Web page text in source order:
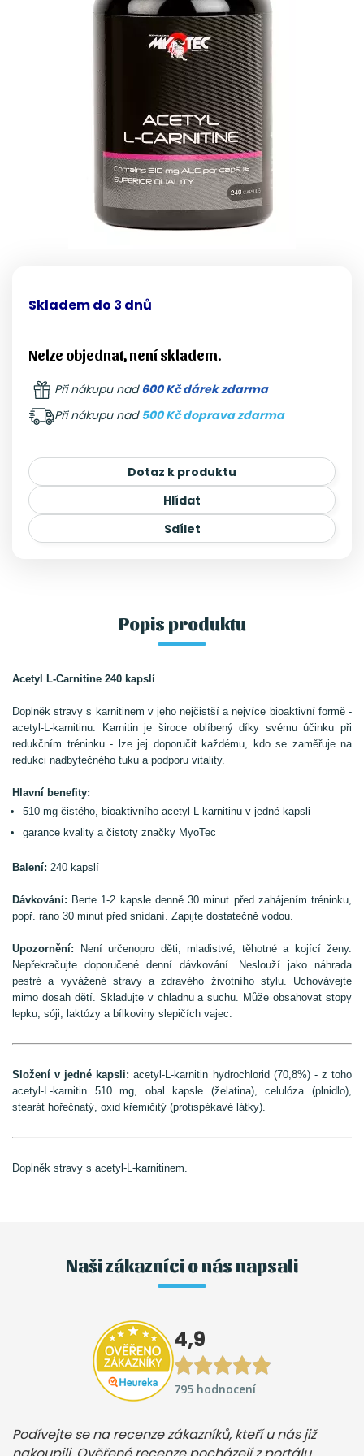
Skladem do 3 dnů
Nelze objednat, není skladem.
Při nákupu nad600 Kč dárek zdarma
Při nákupu nad 500 Kč doprava zdarma
Dotaz k produktu
Hlídat
Sdílet
Popis produktu
Acetyl L-Carnitine 240 kapslí
Doplněk stravy s karnitinem v jeho nejčistší a nejvíce bioaktivní formě -
acetyl-L-karnitinu. Karnitin je široce oblíbený díky svému účinku při
redukčním tréninku - lze jej doporučit každému, kdo se zaměřuje na
redukci nadbytečného tuku a podporu vitality.
Hlavní benefity:
510 mg čistého, bioaktivního acetyl-L-karnitinu v jedné kapsli
garance kvality a čistoty značky MyoTec
Balení: 240 kapslí
Dávkování: Berte 1-2 kapsle denně 30 minut před zahájením tréninku,
popř. ráno 30 minut před snídaní. Zapijte dostatečně vodou.
Upozornění: Není určenopro děti, mladistvé, těhotné a kojící ženy.
Nepřekračujte doporučené denní dávkování. Neslouží jako náhrada
pestré a vyvážené stravy a zdravého životního stylu. Uchovávejte
mimo dosah dětí. Skladujte v chladnu a suchu. Může obsahovat stopy
lepku, sóji, laktózy a bílkoviny slepičích vajec.
Složení v jedné kapsli: acetyl-L-karnitin hydrochlorid (70,8%) - z toho
acetyl-L-karnitin 510 mg, obal kapsle (želatina), celulóza (plnidlo),
stearát hořečnatý, oxid křemičitý (protispékavé látky).
Doplněk stravy s acetyl-L-karnitinem.
Naši zákazníci o nás napsali
4,9
795 hodnocení
Podívejte se na recenze zákazníků, kteří u nás již